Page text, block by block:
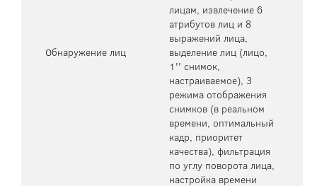
Обнаружение лиц
лицам, извлечение 6
атрибутов лиц и 8
выражений лица,
выделение лиц (лицо,
1'' снимок,
настраиваемое), 3
режима отображения
снимков (в реальном
времени, оптимальный
кадр, приоритет
качества), фильтрация
по углу поворота лица,
настройка времени